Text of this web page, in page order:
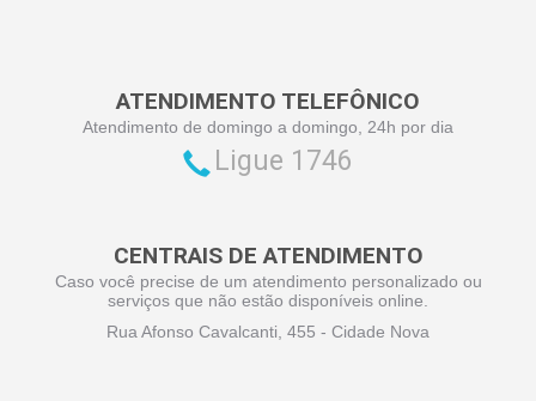
ATENDIMENTO TELEFÔNICO
Atendimento de domingo a domingo, 24h por dia
Ligue 1746
CENTRAIS DE ATENDIMENTO
Caso você precise de um atendimento personalizado ou
serviços que não estão disponíveis online.
Rua Afonso Cavalcanti, 455 - Cidade Nova